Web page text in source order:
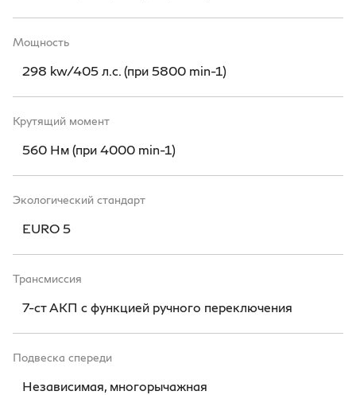
Мощность
298 kw/405 л.с. (при 5800 min-1)
Крутящий момент
560 Нм (при 4000 min-1)
Экологический стандарт
EURO 5
Трансмиссия
7-ст АКП с функцией ручного переключения
Подвеска спереди
Независимая, многорычажная